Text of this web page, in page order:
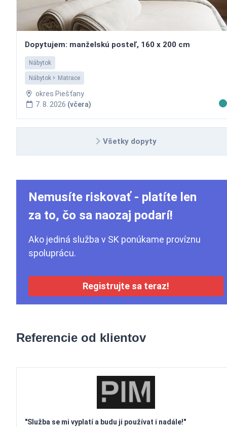
Dopytujem: manželskú posteľ, 160 x 200 cm
Nábytok
Nábytok Matrace
okres Piešťany
7. 8. 2026 (včera)
Všetky dopyty
Nemusíte riskovať - platíte len
za to, čo sa naozaj podarí!
Ako jediná služba v SK ponúkame províznu
spoluprácu.
Registrujte sa teraz!
Referencie od klientov
"Služba se mi vyplatí a budu ji používat i nadále!"